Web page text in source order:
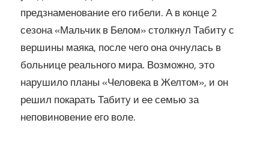
предзнаменование его гибели. А в конце 2
сезона «Мальчик в Белом» столкнул Табиту с
вершины маяка, после чего она очнулась в
больнице реального мира. Возможно, это
нарушило планы «Человека в Желтом», и он
решил покарать Табиту и ее семью за
неповиновение его воле.